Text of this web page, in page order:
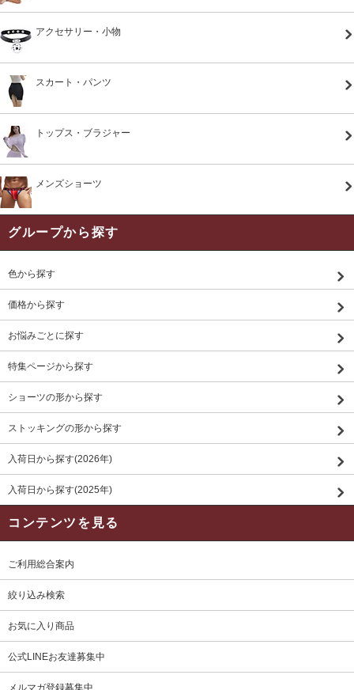
アクセサリー・小物
スカート・パンツ
トップス・ブラジャー
メンズショーツ
グループから探す
色から探す
価格から探す
お悩みごとに探す
特集ページから探す
ショーツの形から探す
ストッキングの形から探す
入荷日から探す(2026年)
入荷日から探す(2025年)
コンテンツを見る
ご利用総合案内
絞り込み検索
お気に入り商品
公式LINEお友達募集中
メルマガ登録募集中